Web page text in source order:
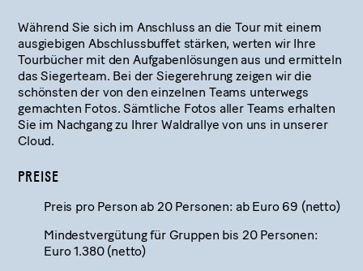
Während Sie sich im Anschluss an die Tour mit einem
ausgiebigen Abschlussbuffet stärken, werten wir Ihre
Tourbücher mit den Aufgabenlösungen aus und ermitteln
das Siegerteam. Bei der Siegerehrung zeigen wir die
schönsten der von den einzelnen Teams unterwegs
gemachten Fotos. Sämtliche Fotos aller Teams erhalten
Sie im Nachgang zu Ihrer Waldrallye von uns in unserer
Cloud.
PREISE
Preis pro Person ab 20 Personen: ab Euro 69 (netto)
Mindestvergütung für Gruppen bis 20 Personen:
Euro 1.380 (netto)